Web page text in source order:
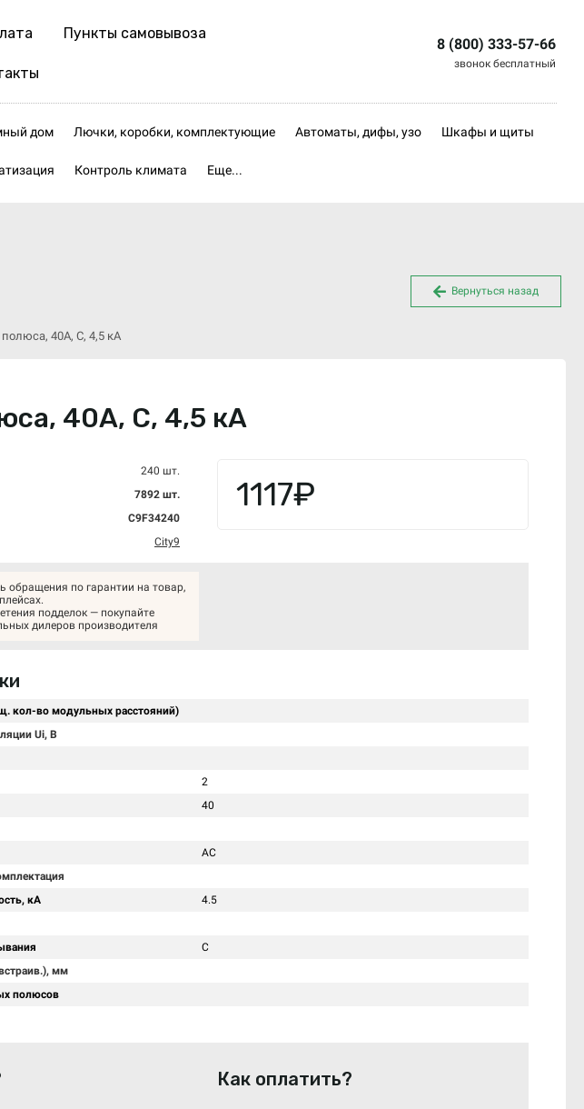
Пункты самовывоза
8 (800) 333-57-66
звонок бесплатный
дом Лючки, коробки, комплектующие Автоматы, дифы, узо Шкафы и щиты
Контроль климата Еще...
Вернуться назад
40А, C, 4,5 кА
40А, C, 4,5 кА
240 шт.
7892 шт.
C9F34240
City9
1117₽
обращения по гарантии на товар,
подделок — покупайте
дилеров производителя
кол-во модульных расстояний)
Ui, В
2
40
AC
кА
4.5
C
мм
полюсов
Как оплатить?